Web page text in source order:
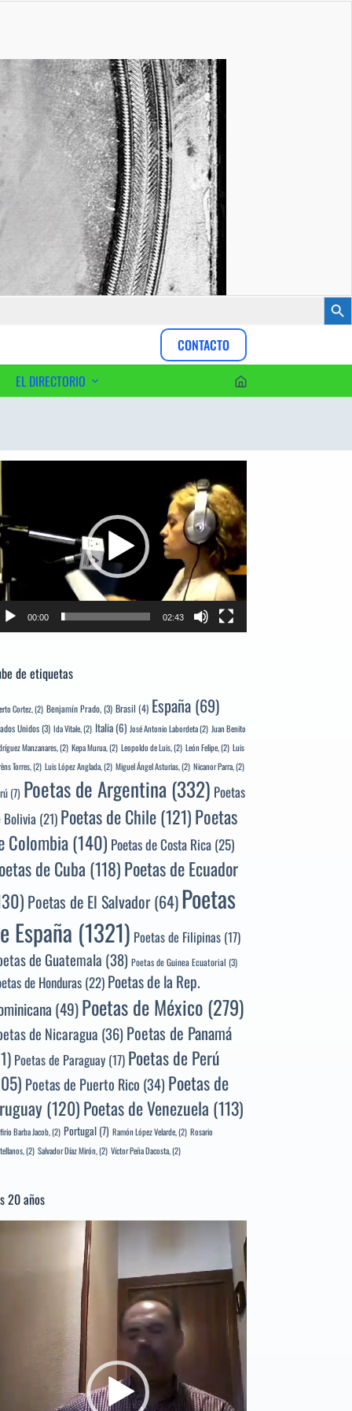
CONTACTO
EL DIRECTORIO
00:00 02:43
de etiquetas
Cortez,(2) Benjamín Prado,(3) Brasil (4) España (69)
Unidos(3) Ida Vitale,(2) Italia (6) José Antonio Labordeta(2) Juan Benito
Manzanares,(2) Kepa Murua,(2) Leopoldo de Luis,(2) León Felipe,(2) Luis
Torres,(2) Luis López Anglada,(2) Miguel Ángel Asturias,(2) Nicanor Parra,(2)
(7) Poetas de Argentina(332) Poetas
Bolivia(21) Poetas de Chile(121)Poetas
Colombia(140) Poetas de Costa Rica(25)
de Cuba (118)Poetas de Ecuador
Poetas de El Salvador(64)Poetas
España (1321) Poetas de Filipinas (17)
de Guatemala (38) Poetas de Guinea Ecuatorial (3)
de Honduras(22) Poetas de la Rep.
(49)Poetas de México(279)
de Nicaragua (36) Poetas de Panamá
Poetas de Paraguay (17) Poetas de Perú
Poetas de Puerto Rico (34) Poetas de
(120)Poetas de Venezuela (113)
Barba Jacob,(2) Portugal (7) Ramón López Velarde,(2) Rosario
(2) Salvador Díaz Mirón,(2) Víctor Peña Dacosta,(2)
20 años